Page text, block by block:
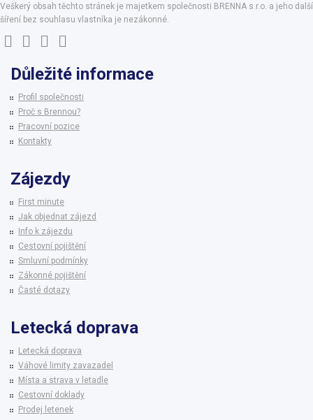
Veškerý obsah těchto stránek je majetkem společnosti BRENNA s.r.o. a jeho další
šíření bez souhlasu vlastníka je nezákonné.
Důležité informace
Profil společnosti
Proč s Brennou?
Pracovní pozice
Kontakty
Zájezdy
First minute
Jak objednat zájezd
Info k zájezdu
Cestovní pojištění
Smluvní podmínky
Zákonné pojištění
Časté dotazy
Letecká doprava
Letecká doprava
Váhové limity zavazadel
Místa a strava v letadle
Cestovní doklady
Prodej letenek